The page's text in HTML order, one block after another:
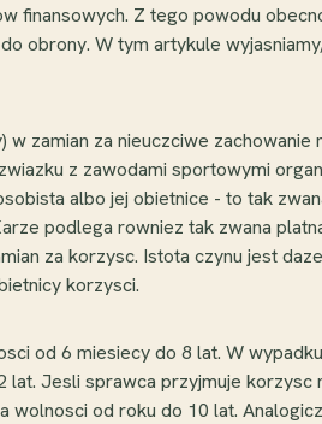
finansowych. Z tego powodu
obrony. W tym artykule
zamian za nieuczciwe zachowanie
z zawodami sportowymi
albo jej obietnice - to tak
podlega rowniez tak zwana
za korzysc. Istota czynu jest
korzysci.
od 6 miesiecy do 8 lat. W
lat. Jesli sprawca przyjmuje korzysc
wolnosci od roku do 10 lat.